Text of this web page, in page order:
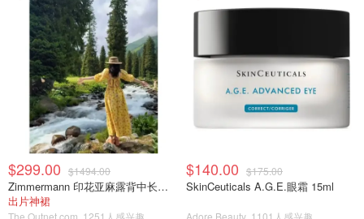
$299.00 $1494.00
Zimmermann 印花亚麻露背中长连衣裙
出片神裙
The Outnet.com 1251人感兴趣
$140.00 $175.00
SkinCeuticals A.G.E.眼霜 15ml
Adore Beauty 1101人感兴趣